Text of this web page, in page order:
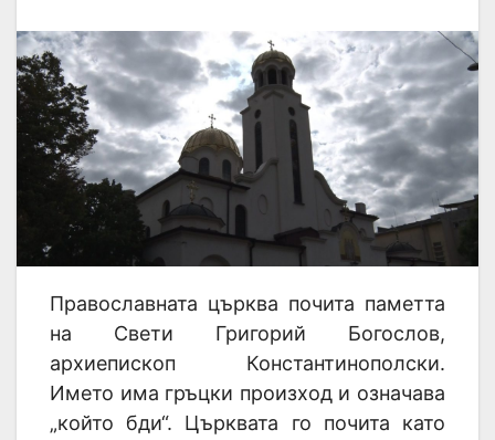
Православната църква почита паметта
на Свети Григорий Богослов,
архиепископ Константинополски.
Името има гръцки произход и означава
„който бди“. Църквата го почита като